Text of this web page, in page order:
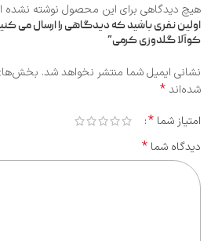
هیچ دیدگاهی برای این محصول نوشته نشده
اولین نفری باشید که دیدگاهی را ارسال می
کوآلا گلدوزی کرمی”
نشانی ایمیل شما منتشر نخواهد شد. بخش‌های
شده‌اند*
امتیاز شما *
دیدگاه شما *